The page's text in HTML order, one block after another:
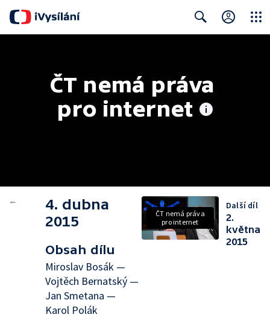
ČT nemá práva
pro internet
4. dubna
2015
Obsah dílu
Miroslav Bosák —
Vojtěch Bernatský —
Jan Smetana —
Karol Polák
ČT nemá práva
pro internet
Další díl
2.
května
2015